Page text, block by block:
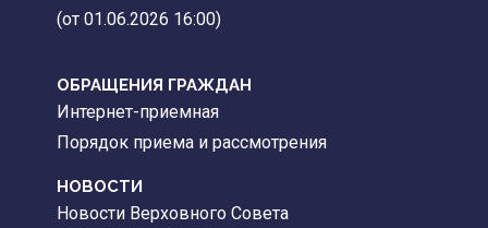
(от 01.06.2026 16:00)
ОБРАЩЕНИЯ ГРАЖДАН
Интернет-приемная
Порядок приема и рассмотрения
НОВОСТИ
Новости Верховного Совета